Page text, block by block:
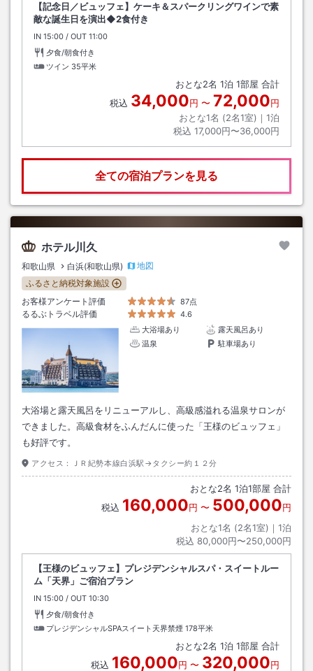
【記念日／ビュッフェ】ケーキ＆スパークリングワインで素
敵な誕生日を演出◆2食付き
IN チェックイン
15:00 / OUT チェックアウト
11:00
夕食/朝食付き
ツイン 35平米
おとな2名 1泊 1部屋 合計
税込 34,000円 〜 72,000円
おとな1名 (2名1室)｜ 1泊
税込 17,000円〜36,000円
全ての宿泊プランを見る
ホテル川久
和歌山県 白浜(和歌山県)
地図
ふるさと納税対象施設
お客様アンケート評価
87点
るるぶトラベル評価
4.6
大浴場あり
露天風呂あり
温泉
駐車場あり
大浴場と露天風呂をリニューアルし、高級感溢れる温泉サロンが
できました。高級食材をふんだんに使った「王様のビュッフェ」
も好評です。
アクセス： ＪＲ紀勢本線白浜駅→タクシー約１２分
おとな2名 1泊1部屋 合計
税込 160,000円 〜 500,000円
おとな1名 (2名1室)｜ 1泊
税込 80,000円〜250,000円
【王様のビュッフェ】プレジデンシャルスパ・スイートルー
ム「天界」ご宿泊プラン
IN チェックイン
15:00 / OUT チェックアウト
10:30
夕食/朝食付き
プレジデンシャルSPAスイート天界禁煙 178平米
おとな2名 1泊 1部屋 合計
税込 160,000円 〜 320,000円